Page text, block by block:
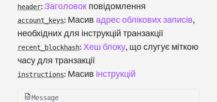
header: Заголовок повідомлення
account_keys: Масив адрес облікових записів,
необхідних для інструкцій транзакції
recent_blockhash:Хеш блоку, що слугує міткою
часу для транзакції
instructions: Масив інструкцій
Message